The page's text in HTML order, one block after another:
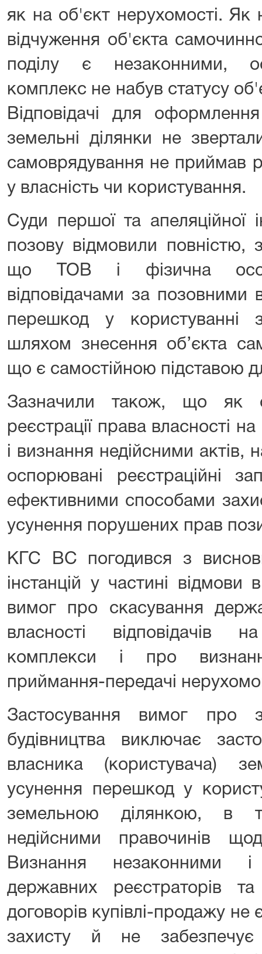
як на об'єкт нерухомості. Як
відчуження об'єкта
поділу є незаконними,
комплекс не набув статусу
Відповідачі для
земельні ділянки не
самоврядування не приймав
у власність чи користування.
Суди першої та апеляційної
позову відмовили повністю,
що ТОВ і фізична
відповідачами за позовними
перешкод у користуванні
шляхом знесення об’єкта
що є самостійною підставою
Зазначили також, що як
реєстрації права власності
і визнання недійсними актів,
оспорювані реєстраційні
ефективними способами
усунення порушених прав
КГС ВС погодився з
інстанцій у частині відмови
вимог про скасування
власності відповідачів
комплекси і про
приймання-передачі
Застосування вимог про
будівництва виключає
власника (користувача)
усунення перешкод у
земельною ділянкою, в
недійсними правочинів
Визнання незаконними
державних реєстраторів
договорів купівлі-продажу
захисту й не